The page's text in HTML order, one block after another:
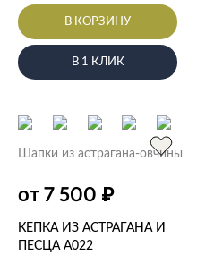
В КОРЗИНУ
В 1 КЛИК
Шапки из астрагана-овчины
от 7 500 ₽
КЕПКА ИЗ АСТРАГАНА И
ПЕСЦА А022